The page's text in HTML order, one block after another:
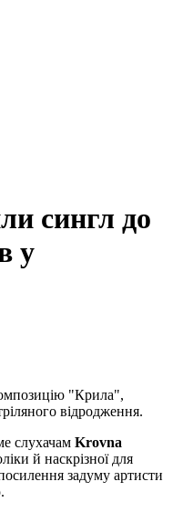
сингл до
у
"Крила",
відродження.
слухачам Krovna
й наскрізної для
задуму артисти